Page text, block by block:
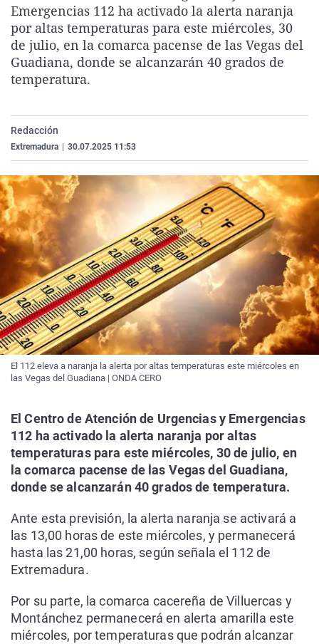
La rosa de los vientos
Gente viajera
Como el perro y el
Caso
Retornados
Equipo de
Extremadura
Galicia
La Rioja
Virales
Televisión
Elecciones
Emergencias 112 ha activado la alerta naranja
por altas temperaturas para este miércoles, 30
de julio, en la comarca pacense de las Vegas del
Guadiana, donde se alcanzarán 40 grados de
temperatura.
Redacción
Extremadura 30.07.2025 11:53
El 112 eleva a naranja la alerta por altas temperaturas este miércoles en
las Vegas del Guadiana | ONDA CERO
El Centro de Atención de Urgencias y Emergencias
112 ha activado la alerta naranja por altas
temperaturas para este miércoles, 30 de julio, en
la comarca pacense de las Vegas del Guadiana,
donde se alcanzarán 40 grados de temperatura.
Ante esta previsión, la alerta naranja se activará a
las 13,00 horas de este miércoles, y permanecerá
hasta las 21,00 horas, según señala el 112 de
Extremadura.
Por su parte, la comarca cacereña de Villuercas y
Montánchez permanecerá en alerta amarilla este
miércoles, por temperaturas que podrán alcanzar